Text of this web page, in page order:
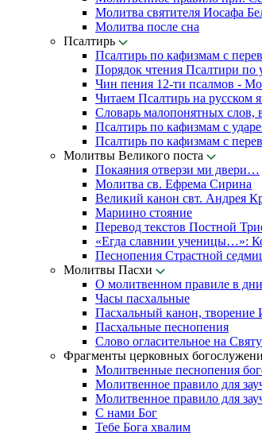
Молитва святителя Иосафа
Молитва после сна
Псалтирь
Псалтирь по кафизмам с
Порядок чтения Псалтири
Чин пения 12-ти псалмов -
Читаем Псалтирь на русском
Словарь малопонятных
Псалтирь по кафизмам с
Псалтирь по кафизмам с
Молитвы Великого поста
Покаяния отверзи ми двери…
Молитва св. Ефрема Сирина
Великий канон свт. Андрея
Мариино стояние
Перевод текстов Постной
«Егда славнии ученицы…»:
Песнопения Страстной
Молитвы Пасхи
О молитвенном правиле в
Часы пасхальные
Пасхальный канон, творение
Пасхальные песнопения
Слово огласительное на
Фрагменты церковных
Молитвенные песнопения
Молитвенное правило для
Молитвенное правило для
С нами Бог
Тебе Бога хвалим